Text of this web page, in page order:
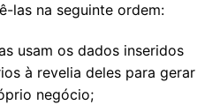
las na seguinte ordem:
usam os dados inseridos
à revelia deles para gerar
negócio;